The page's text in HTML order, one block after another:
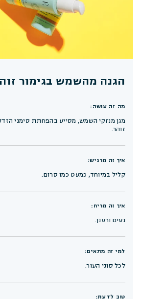
הגנה מהשמש בגימור
מה זה עושה:
מגן מנזקי השמש, מסייע בהפחתת סימני
זוהר.
איך זה מרגיש:
קליל במיוחד, כמעט כמו סרום.
איך זה מריח:
נעים ורענן.
למי זה מתאים:
לכל סוגי העור.
טוב לדעת: